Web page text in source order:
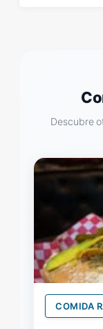
Descubre
COMIDA